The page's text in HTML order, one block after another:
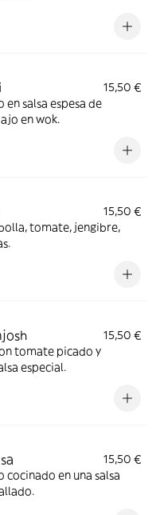
15,50 €
en salsa espesa de
en wok.
15,50 €
tomate, jengibre,
15,50 €
tomate picado y
especial.
15,50 €
cocinado en una salsa